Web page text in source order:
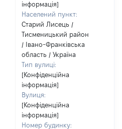
інформація]
Населений пункт:
Старий Лисець /
Тисменицький район
/ Івано-Франківська
область / Україна
Тип вулиці:
[Конфіденційна
інформація]
Вулиця:
[Конфіденційна
інформація]
Номер будинку: